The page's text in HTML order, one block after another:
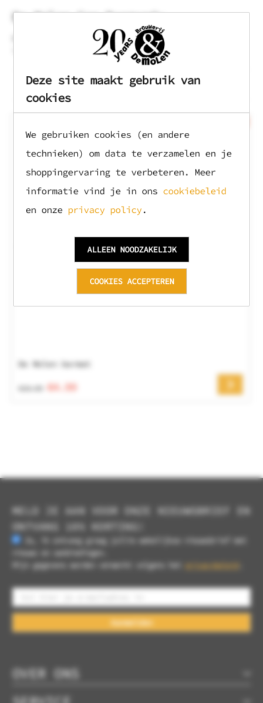
Deze site maakt gebruik van
cookies
We gebruiken cookies (en andere
technieken) om data te verzamelen en je
shoppingervaring te verbeteren. Meer
informatie vind je in ons cookiebeleid
en onze privacy policy.
COOKIES ACCEPTEREN
ALLEEN NOODZAKELIJK
De Molen Cap Burgundy
Brouwerij de Molen cap in de kleur Burgundy. Verstelbaar
in verschillende maten. Passend voor iedereen!
Gerelateerde producten
De Molen barmat
€4.99
MELD JE AAN VOOR ONZE NIEUWSBRIEF EN
ONTVANG 10% KORTING!
Ja, ik ontvang graag jullie wekelijkse nieuwsbrief met
nieuws en aanbiedingen.
Mijn gegevens worden verwerkt volgens het
privacybeleid
Aanmelden
OVER ONS